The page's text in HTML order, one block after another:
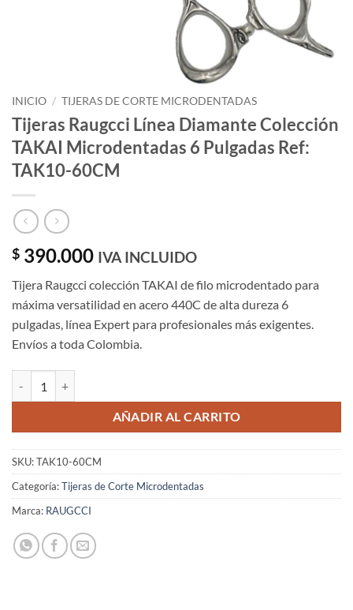
INICIO / TIJERAS DE CORTE MICRODENTADAS
Tijeras Raugcci Línea Diamante Colección
TAKAI Microdentadas 6 Pulgadas Ref:
TAK10-60CM
$ 390.000 IVA INCLUIDO
Tijera Raugcci colección TAKAI de filo microdentado para
máxima versatilidad en acero 440C de alta dureza 6
pulgadas, línea Expert para profesionales más exigentes.
Envíos a toda Colombia.
AÑADIR AL CARRITO
SKU:TAK10-60CM
Categoría:Tijeras de Corte Microdentadas
Marca: RAUGCCI